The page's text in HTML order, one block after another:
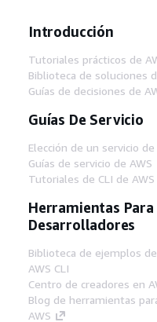
Introducción
Tutoriales prácticos de
Biblioteca de soluciones
Guías de decisiones de
Guías De Servicio
Elección de un servicio
Guías de servicio de AWS
Tutoriales de CLI de
Herramientas Para
Desarrolladores
Biblioteca de ejemplos
AWS CLI
Centro de creadores en
Blog de herramientas
AWS